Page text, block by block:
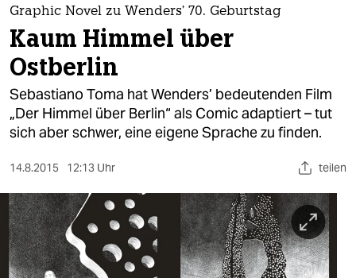
themen
politik
öko
gesellschaft
sport
berlin
nord
Graphic Novel zu Wenders’ 70. Geburtstag
Kaum Himmel über
Ostberlin
Sebastiano Toma hat Wenders’ bedeutenden Film
„Der Himmel über Berlin“ als Comic adaptiert – tut
sich aber schwer, eine eigene Sprache zu finden.
14.8.2015 12:13 Uhr teilen